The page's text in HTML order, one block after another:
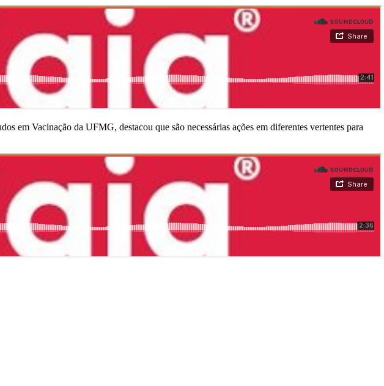
em Vacinação da UFMG, destacou que são necessárias ações em diferentes vertentes para